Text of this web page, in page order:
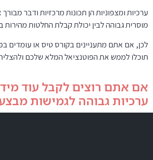
ערכיות ומצפוניות הן תכונות מרכזיות ודבר
מוסרית גבוהה לבין יכולת קבלת החלטות מהירות
לכן, אם אתם מתעניינים בקורס טיס או עומדים
תוכלו לממש את הפוטנציאל המלא שלכם
אם אתם רוצים לקבל עוד
ערכיות גבוהה לגמישות